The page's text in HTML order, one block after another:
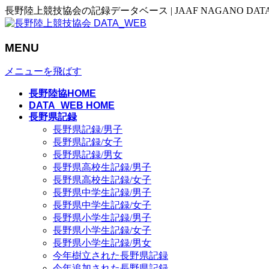
長野陸上競技協会の記録データベース | JAAF NAGANO
MENU
メニューを飛ばす
長野陸協HOME
DATA_WEB HOME
長野県記録
長野県記録/男子
長野県記録/女子
長野県記録/男女
長野県高校生記録/男子
長野県高校生記録/女子
長野県中学生記録/男子
長野県中学生記録/女子
長野県小学生記録/男子
長野県小学生記録/女子
長野県小学生記録/男女
今年樹立された長野県記録